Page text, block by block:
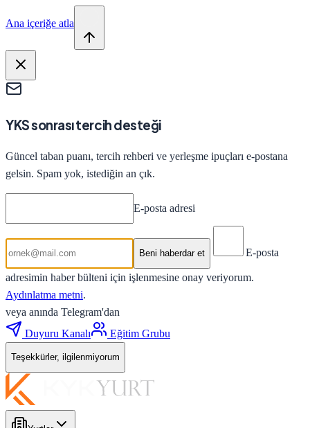
Ana içeriğe atla
YKS sonrası tercih desteği
Güncel taban puanı, tercih rehberi ve yerleşme ipuçları e-postana
gelsin. Spam yok, istediğin an çık.
E-posta adresi
Beni haberdar et E-posta
adresimin haber bülteni için işlenmesine onay veriyorum.
Aydınlatma metni.
veya anında Telegram'dan
Duyuru Kanalı
Eğitim Grubu
Teşekkürler, ilgilenmiyorum